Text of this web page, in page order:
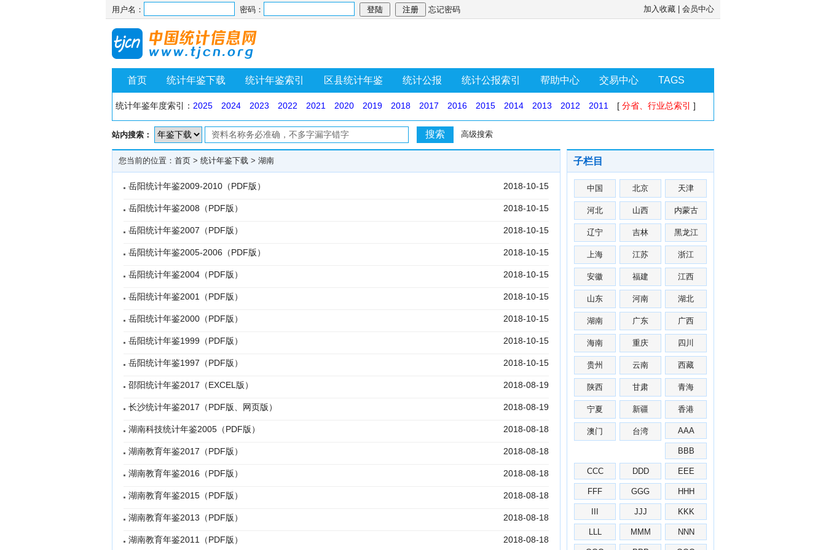
用户名： 密码： 忘记密码 加入收藏 会员中心
首页 统计年鉴下载 统计年鉴索引 区县统计年鉴 统计公报 统计公报索引 帮助中心 交易中心 TAGS
统计年鉴年度索引： 2025 2024 2023 2022 2021 2020 2019 2018 2017 2016 2015 2014 2013 2012 2011 [ 分省、行业总索引 ]
站内搜索： 高级搜索
您当前的位置： 首页 > 统计年鉴下载 > 湖南
岳阳统计年鉴2009-2010（PDF版） 2018-10-15
岳阳统计年鉴2008（PDF版） 2018-10-15
岳阳统计年鉴2007（PDF版） 2018-10-15
岳阳统计年鉴2005-2006（PDF版） 2018-10-15
岳阳统计年鉴2004（PDF版） 2018-10-15
岳阳统计年鉴2001（PDF版） 2018-10-15
岳阳统计年鉴2000（PDF版） 2018-10-15
岳阳统计年鉴1999（PDF版） 2018-10-15
岳阳统计年鉴1997（PDF版） 2018-10-15
邵阳统计年鉴2017（EXCEL版） 2018-08-19
长沙统计年鉴2017（PDF版、网页版） 2018-08-19
湖南科技统计年鉴2005（PDF版） 2018-08-18
湖南教育年鉴2017（PDF版） 2018-08-18
湖南教育年鉴2016（PDF版） 2018-08-18
湖南教育年鉴2015（PDF版） 2018-08-18
湖南教育年鉴2013（PDF版） 2018-08-18
湖南教育年鉴2011（PDF版） 2018-08-18
子栏目
中国 北京 天津
河北 山西 内蒙古
辽宁 吉林 黑龙江
上海 江苏 浙江
安徽 福建 江西
山东 河南 湖北
湖南 广东 广西
海南 重庆 四川
贵州 云南 西藏
陕西 甘肃 青海
宁夏 新疆 香港
澳门 台湾 AAA
BBB
CCC DDD EEE
FFF GGG HHH
JJJ KKK
LLL MMM NNN